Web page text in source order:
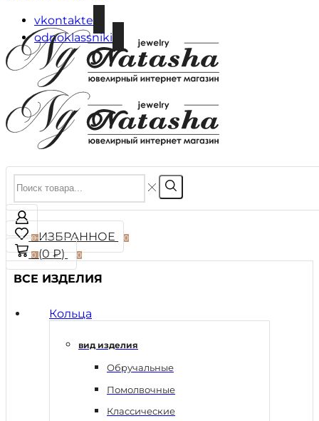
vkontakte
odnoklassniki
0ИЗБРАННОЕ 0
0(0₽) 0
ВСЕ ИЗДЕЛИЯ
Кольца
вид изделия
Обручальные
Помолвочные
Классические